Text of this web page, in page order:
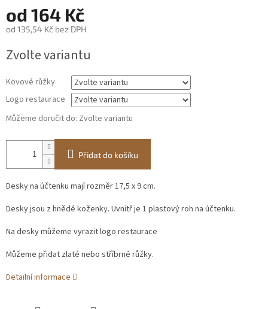
od 164 Kč
od 135,54 Kč bez DPH
cena:
Zvolte variantu
Kovové růžky
Logo restaurace
Můžeme doručit do: Zvolte variantu
Přidat do košíku
Desky na účtenku mají rozměr 17,5 x 9 cm.
Desky jsou z hnědé koženky. Uvnitř je 1 plastový roh na účtenku.
Na desky můžeme vyrazit logo restaurace
Můžeme přidat zlaté nebo stříbrné růžky.
Detailní informace